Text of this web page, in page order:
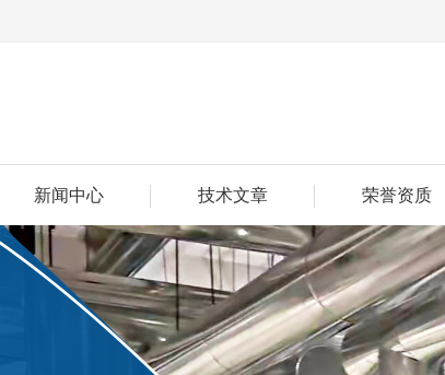
新闻中心 技术文章 荣誉资质